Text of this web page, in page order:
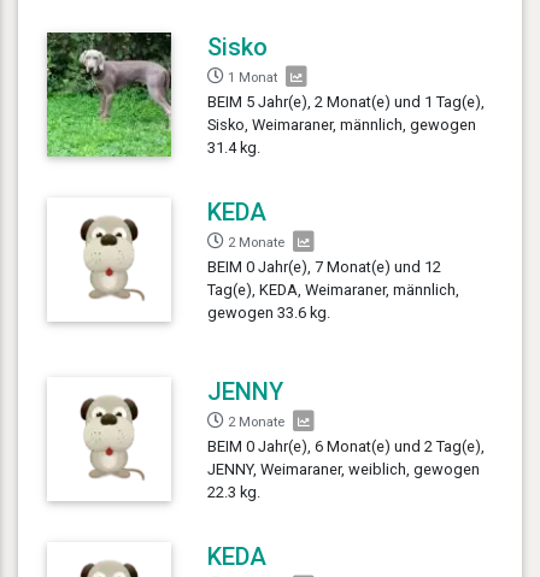
Sisko
1 Monat
BEIM 5 Jahr(e), 2 Monat(e) und 1 Tag(e),
Sisko, Weimaraner, männlich, gewogen
31.4 kg.
KEDA
2 Monate
BEIM 0 Jahr(e), 7 Monat(e) und 12
Tag(e), KEDA, Weimaraner, männlich,
gewogen 33.6 kg.
JENNY
2 Monate
BEIM 0 Jahr(e), 6 Monat(e) und 2 Tag(e),
JENNY, Weimaraner, weiblich, gewogen
22.3 kg.
KEDA